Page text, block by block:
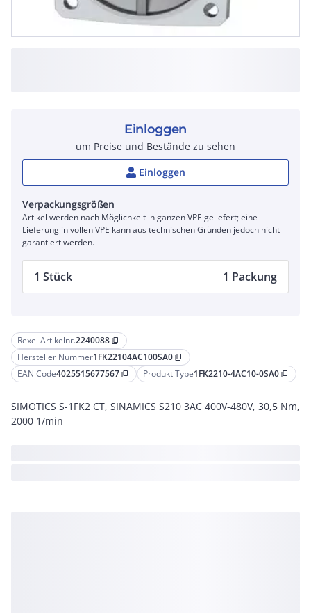
Rexel Artikelnr.2240088 content_copy
Hersteller Nummer1FK22104AC100SA0 content_copy
EAN Code4025515677567 content_copy Produkt Type1FK2210-4AC10-0SA0 content_copy
SIMOTICS S-1FK2 CT, SINAMICS S210 3AC 400V-480V, 30,5 Nm,
2000 1/min
Einloggen
um Preise und Bestände zu sehen
Einloggen
Verpackungsgrößen
Artikel werden nach Möglichkeit in ganzen VPE geliefert; eine
Lieferung in vollen VPE kann aus technischen Gründen jedoch nicht
garantiert werden.
1 Stück 1 Packung